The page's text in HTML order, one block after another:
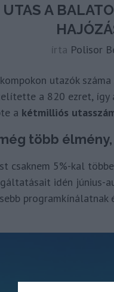
A
írta Polisor
utazók
a 820 ezret, így
a kétmilliós
több
csaknem 5%-kal
idén június-